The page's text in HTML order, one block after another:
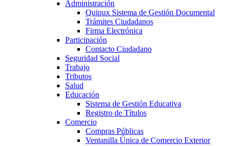
Administración
Quipux Sistema de Gestión Documental
Trámites Ciudadanos
Firma Electrónica
Participación
Contacto Ciudadano
Seguridad Social
Trabajo
Tributos
Salud
Educación
Sistema de Gestión Educativa
Registro de Títulos
Comercio
Compras Públicas
Ventanilla Única de Comercio Exterior